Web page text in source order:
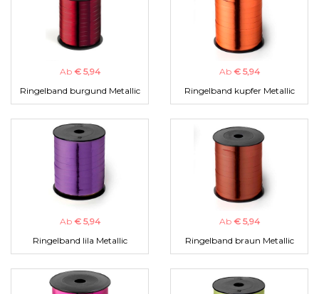
Ab € 5,94
Ringelband burgund Metallic
Ab € 5,94
Ringelband kupfer Metallic
Ab € 5,94
Ringelband lila Metallic
Ab € 5,94
Ringelband braun Metallic